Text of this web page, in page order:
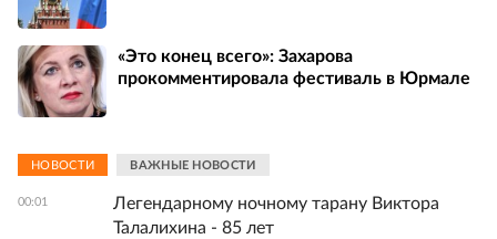
«Это конец всего»: Захарова
прокомментировала фестиваль в Юрмале
НОВОСТИ ВАЖНЫЕ НОВОСТИ
00:01
Легендарному ночному тарану Виктора
Талалихина - 85 лет